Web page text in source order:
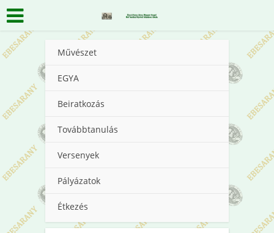
Művészet
EGYA
Beiratkozás
Továbbtanulás
Versenyek
Pályázatok
Étkezés